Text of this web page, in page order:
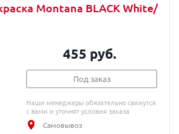
Montana BLACK White/
455 руб.
Под заказ
Наши менеджеры обязательно свяжутся
с вами и уточнят условия заказа
Самовывоз